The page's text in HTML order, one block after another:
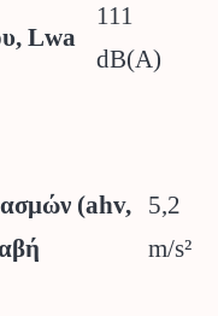
Lwa
111
dB(A)
(ahv,
5,2
m/s²